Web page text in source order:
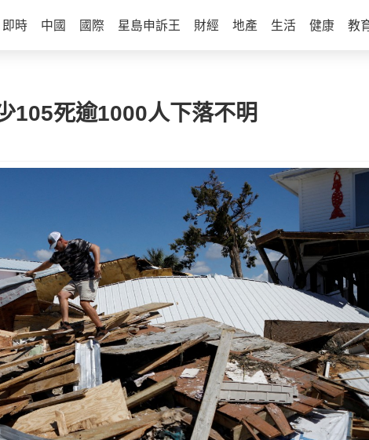
即時 中國 國際 星島申訴王 財經 地產 生活 健康 教
105死逾1000人下落不明